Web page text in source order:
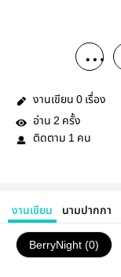
งานเขียน 0 เรื่อง
อ่าน 2 ครั้ง
ติดตาม 1 คน
งานเขียน นามปากกา
BerryNight (0)